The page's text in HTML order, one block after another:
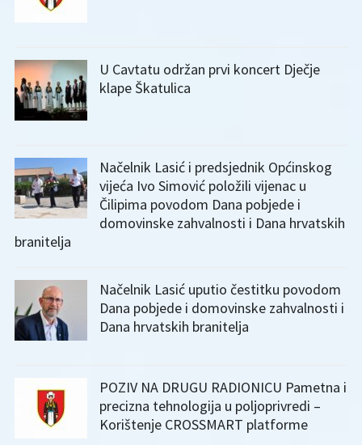
U Cavtatu održan prvi koncert Dječje
klape Škatulica
Načelnik Lasić i predsjednik Općinskog
vijeća Ivo Simović položili vijenac u
Čilipima povodom Dana pobjede i
domovinske zahvalnosti i Dana hrvatskih
branitelja
Načelnik Lasić uputio čestitku povodom
Dana pobjede i domovinske zahvalnosti i
Dana hrvatskih branitelja
POZIV NA DRUGU RADIONICU Pametna i
precizna tehnologija u poljoprivredi –
Korištenje CROSSMART platforme